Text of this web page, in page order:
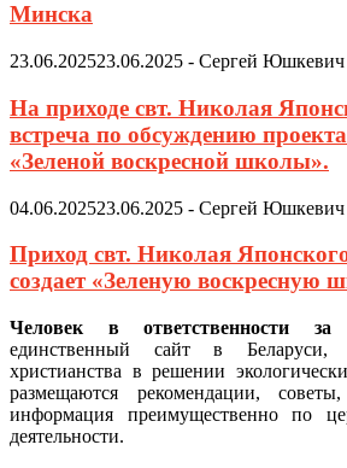
Минска
23.06.202523.06.2025 - Сергей Юшкевич
На приходе свт. Николая
встреча по обсуждению
«Зеленой воскресной школы».
04.06.202523.06.2025 - Сергей Юшкевич
Приход свт. Николая
создает «Зеленую воскресную
Человек в ответственности за
единственный сайт в Беларуси,
христианства в решении
размещаются рекомендации,
информация преимущественно по
деятельности.